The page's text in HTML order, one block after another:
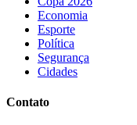
Economia
Esporte
Política
Segurança
Cidades
Contato